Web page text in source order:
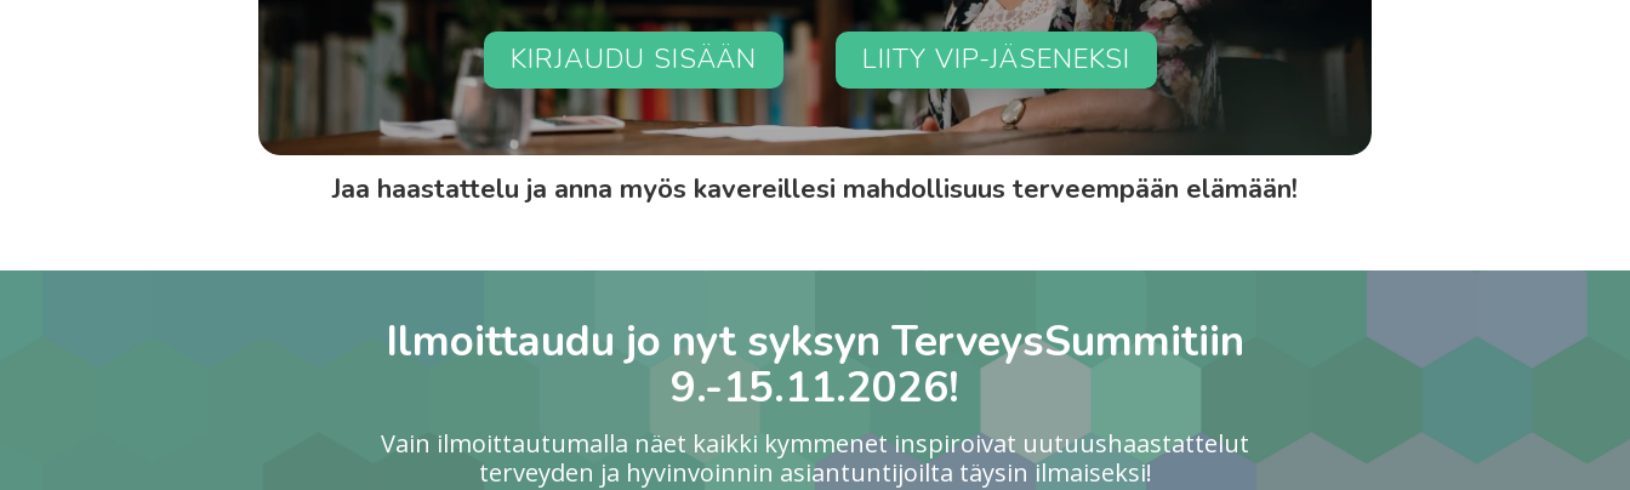
KIRJAUDU SISÄÄN LIITY VIP-JÄSENEKSI
Jaa haastattelu ja anna myös kavereillesi mahdollisuus terveempään elämään!
Ilmoittaudu jo nyt syksyn TerveysSummitiin
9.-15.11.2026!
Vain ilmoittautumalla näet kaikki kymmenet inspiroivat uutuushaastattelut
terveyden ja hyvinvoinnin asiantuntijoilta täysin ilmaiseksi!